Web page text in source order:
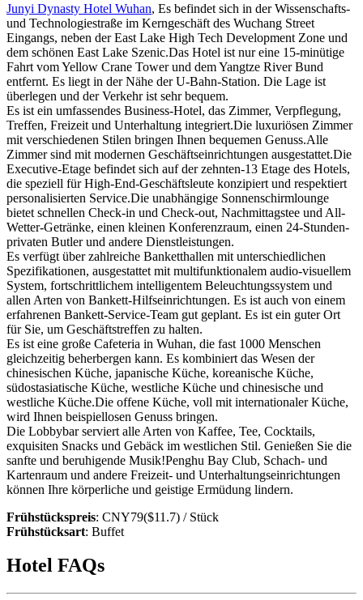
Junyi Dynasty Hotel Wuhan, Es befindet sich in der Wissenschafts-
und Technologiestraße im Kerngeschäft des Wuchang Street
Eingangs, neben der East Lake High Tech Development Zone und
dem schönen East Lake Szenic.Das Hotel ist nur eine 15-minütige
Fahrt vom Yellow Crane Tower und dem Yangtze River Bund
entfernt. Es liegt in der Nähe der U-Bahn-Station. Die Lage ist
überlegen und der Verkehr ist sehr bequem.
Es ist ein umfassendes Business-Hotel, das Zimmer, Verpflegung,
Treffen, Freizeit und Unterhaltung integriert.Die luxuriösen Zimmer
mit verschiedenen Stilen bringen Ihnen bequemen Genuss.Alle
Zimmer sind mit modernen Geschäftseinrichtungen ausgestattet.Die
Executive-Etage befindet sich auf der zehnten-13 Etage des Hotels,
die speziell für High-End-Geschäftsleute konzipiert und respektiert
personalisierten Service.Die unabhängige Sonnenschirmlounge
bietet schnellen Check-in und Check-out, Nachmittagstee und All-
Wetter-Getränke, einen kleinen Konferenzraum, einen 24-Stunden-
privaten Butler und andere Dienstleistungen.
Es verfügt über zahlreiche Banketthallen mit unterschiedlichen
Spezifikationen, ausgestattet mit multifunktionalem audio-visuellem
System, fortschrittlichem intelligentem Beleuchtungssystem und
allen Arten von Bankett-Hilfseinrichtungen. Es ist auch von einem
erfahrenen Bankett-Service-Team gut geplant. Es ist ein guter Ort
für Sie, um Geschäftstreffen zu halten.
Es ist eine große Cafeteria in Wuhan, die fast 1000 Menschen
gleichzeitig beherbergen kann. Es kombiniert das Wesen der
chinesischen Küche, japanische Küche, koreanische Küche,
südostasiatische Küche, westliche Küche und chinesische und
westliche Küche.Die offene Küche, voll mit internationaler Küche,
wird Ihnen beispiellosen Genuss bringen.
Die Lobbybar serviert alle Arten von Kaffee, Tee, Cocktails,
exquisiten Snacks und Gebäck im westlichen Stil. Genießen Sie die
sanfte und beruhigende Musik!Penghu Bay Club, Schach- und
Kartenraum und andere Freizeit- und Unterhaltungseinrichtungen
können Ihre körperliche und geistige Ermüdung lindern.
Frühstückspreis: CNY79($11.7) / Stück
Frühstücksart: Buffet
Hotel FAQs